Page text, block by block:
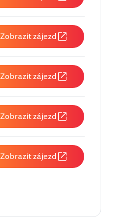
Zobrazit zájezd
Zobrazit zájezd
Zobrazit zájezd
Zobrazit zájezd